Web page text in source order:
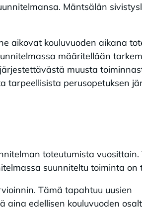
Mäntsälän
aikovat kouluvuoden aikana
määritellään
muusta
tarpeellisista perusopetuksen
toteutumista
suunniteltu toiminta on
Tämä tapahtuu uusien
aina edellisen kouluvuoden